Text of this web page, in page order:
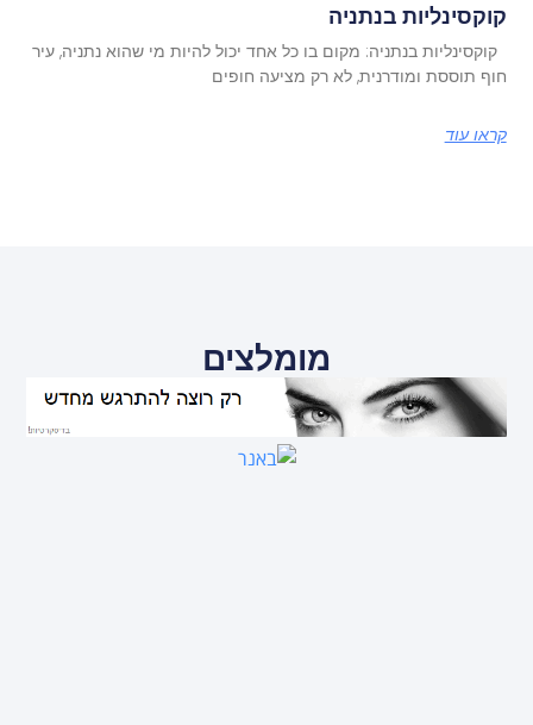
קוקסינליות בנתניה
קוקסינליות בנתניה: מקום בו כל אחד יכול להיות מי שהוא נתניה, עיר
חוף תוססת ומודרנית, לא רק מציעה חופים
קראו עוד
מומלצים